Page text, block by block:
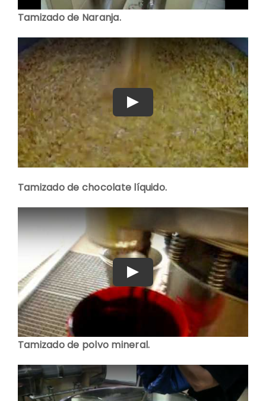
Tamizado de Naranja.
Play
Tamizado de chocolate líquido.
Play
Tamizado de polvo mineral.